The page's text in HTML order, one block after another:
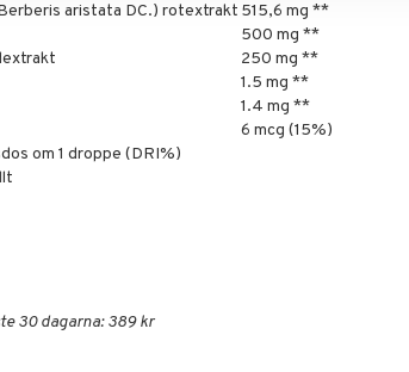
aristata DC.) rotextrakt 515,6 mg **
500 mg **
250 mg **
1.5 mg **
1.4 mg **
6 mcg (15%)
om 1 droppe (DRI%)
30 dagarna: 389 kr